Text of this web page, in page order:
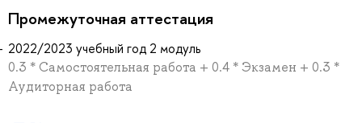
Промежуточная аттестация
2022/2023 учебный год 2 модуль
0.3 * Самостоятельная работа + 0.4 * Экзамен + 0.3 *
Аудиторная работа